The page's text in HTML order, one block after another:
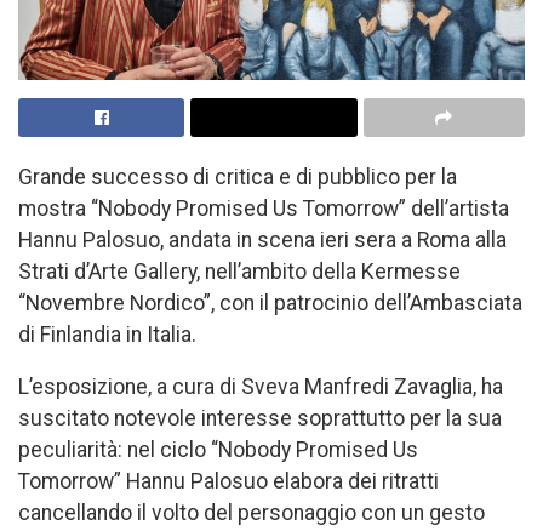
Grande successo di critica e di pubblico per la
mostra “Nobody Promised Us Tomorrow” dell’artista
Hannu Palosuo, andata in scena ieri sera a Roma alla
Strati d’Arte Gallery, nell’ambito della Kermesse
“Novembre Nordico”, con il patrocinio dell’Ambasciata
di Finlandia in Italia.
L’esposizione, a cura di Sveva Manfredi Zavaglia, ha
suscitato notevole interesse soprattutto per la sua
peculiarità: nel ciclo “Nobody Promised Us
Tomorrow” Hannu Palosuo elabora dei ritratti
cancellando il volto del personaggio con un gesto